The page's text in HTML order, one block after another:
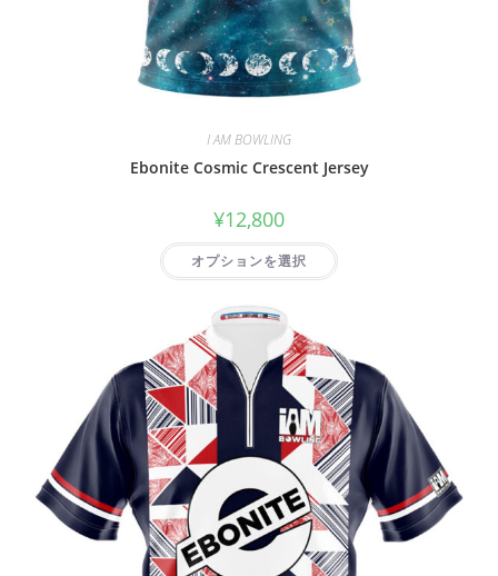
I AM BOWLING
Ebonite Cosmic Crescent Jersey
¥12,800
オプションを選択